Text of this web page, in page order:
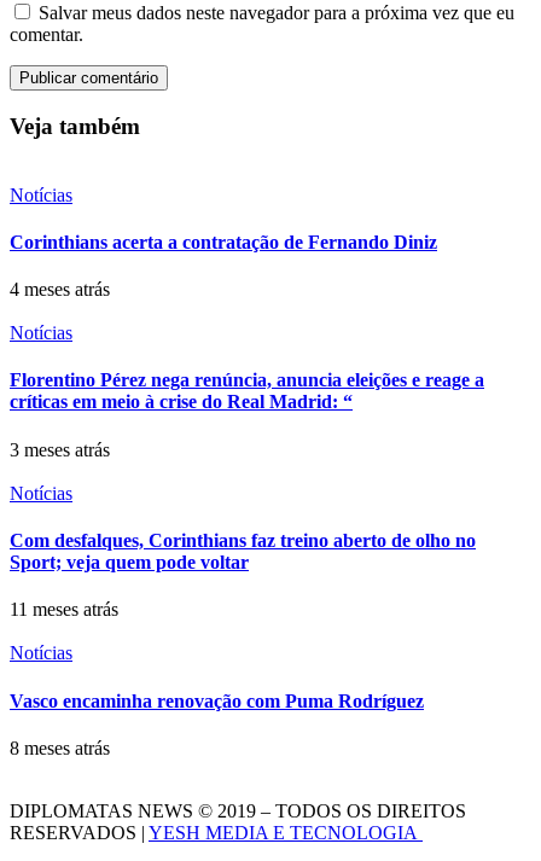
Salvar meus dados neste navegador para a próxima vez que eu
comentar.
Veja também
Notícias
Corinthians acerta a contratação de Fernando Diniz
4 meses atrás
Notícias
Florentino Pérez nega renúncia, anuncia eleições e reage a
críticas em meio à crise do Real Madrid: “
3 meses atrás
Notícias
Com desfalques, Corinthians faz treino aberto de olho no
Sport; veja quem pode voltar
11 meses atrás
Notícias
Vasco encaminha renovação com Puma Rodríguez
8 meses atrás
DIPLOMATAS NEWS © 2019 – TODOS OS DIREITOS
RESERVADOS | YESH MEDIA E TECNOLOGIA